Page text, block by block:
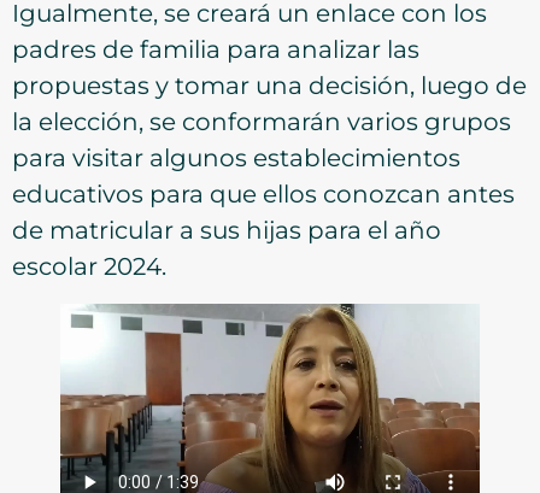
Igualmente, se creará un enlace con los
padres de familia para analizar las
propuestas y tomar una decisión, luego de
la elección, se conformarán varios grupos
para visitar algunos establecimientos
educativos para que ellos conozcan antes
de matricular a sus hijas para el año
escolar 2024.